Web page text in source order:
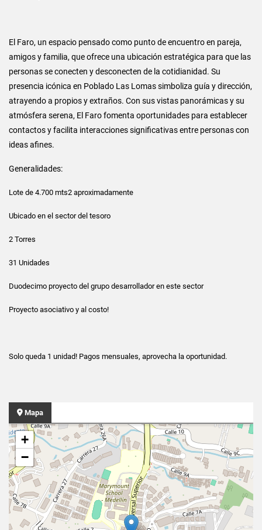
El Faro, un espacio pensado como punto de encuentro en pareja,
amigos y familia, que ofrece una ubicación estratégica para que las
personas se conecten y desconecten de la cotidianidad. Su
presencia icónica en Poblado Las Lomas simboliza guía y dirección,
atrayendo a propios y extraños. Con sus vistas panorámicas y su
atmósfera serena, El Faro fomenta oportunidades para establecer
contactos y facilita interacciones significativas entre personas con
ideas afines.
Generalidades:
Lote de 4.700 mts2 aproximadamente
Ubicado en el sector del tesoro
2 Torres
31 Unidades
Duodecimo proyecto del grupo desarrollador en este sector
Proyecto asociativo y al costo!
Solo queda 1 unidad! Pagos mensuales, aprovecha la oportunidad.
Mapa
+
−